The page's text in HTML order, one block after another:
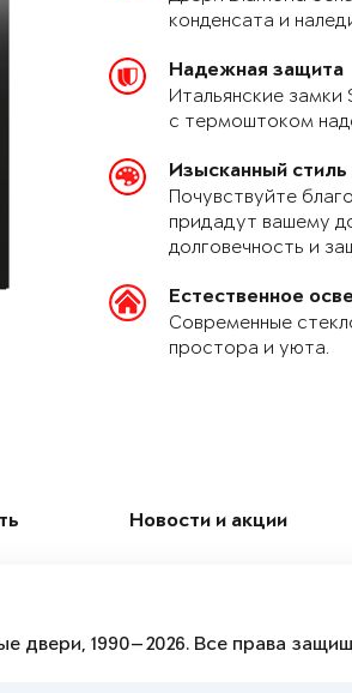
конденсата и
Надежная защита
Итальянские замки
с термоштоком
Изысканный стиль
Почувствуйте
придадут вашему
долговечность и
Естественное
Современные
простора и уюта.
Новости и акции
1990—2026. Все права